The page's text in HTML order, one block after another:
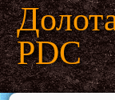
PDC